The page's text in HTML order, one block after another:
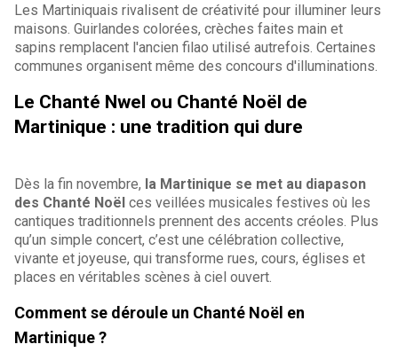
Les Martiniquais rivalisent de créativité pour illuminer leurs
maisons. Guirlandes colorées, crèches faites main et
sapins remplacent l'ancien filao utilisé autrefois. Certaines
communes organisent même des concours d'illuminations.
Le Chanté Nwel ou Chanté Noël de
Martinique : une tradition qui dure
Dès la fin novembre, la Martinique se met au diapason
des Chanté Noël ces veillées musicales festives où les
cantiques traditionnels prennent des accents créoles. Plus
qu’un simple concert, c’est une célébration collective,
vivante et joyeuse, qui transforme rues, cours, églises et
places en véritables scènes à ciel ouvert.
Comment se déroule un Chanté Noël en
Martinique ?